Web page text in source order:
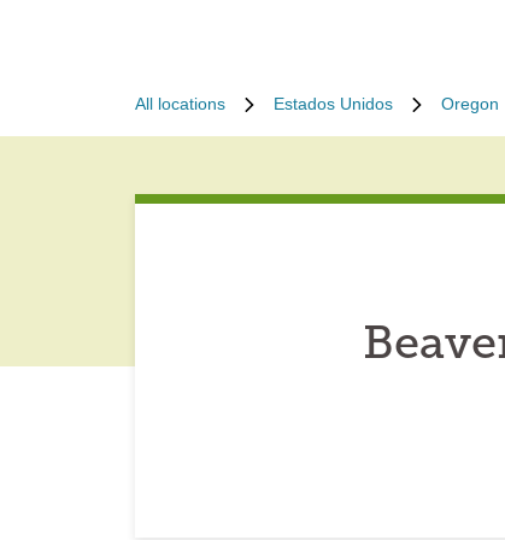
All locations Estados Unidos Oregon